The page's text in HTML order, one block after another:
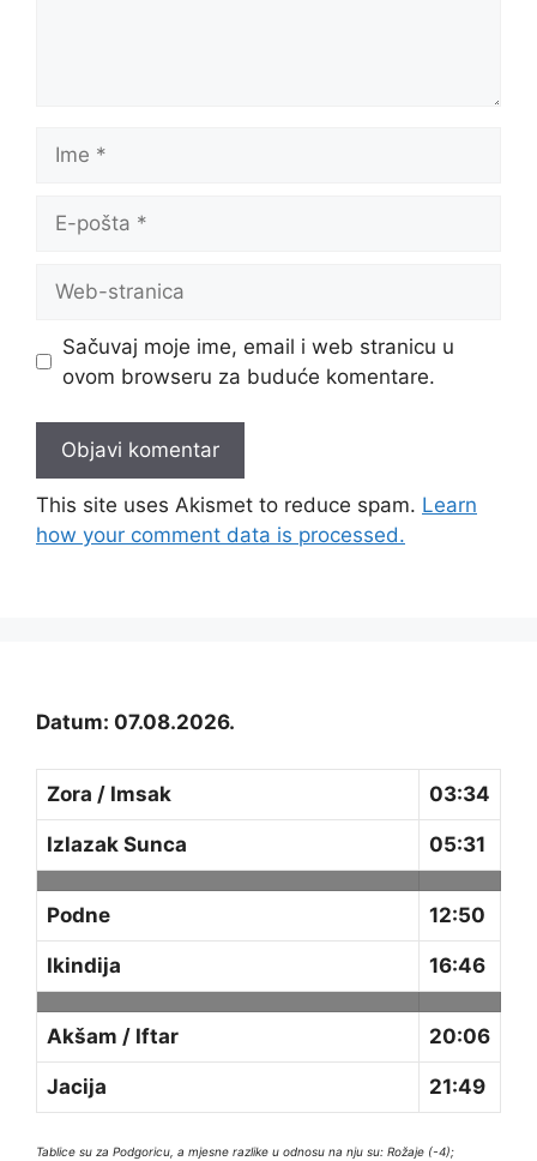
pošta
stranica
Sačuvaj moje ime, email i web stranicu u
ovom browseru za buduće komentare.
This site uses Akismet to reduce spam. Learn
how your comment data is processed.
Datum: 07.08.2026.
Zora / Imsak 03:34
Izlazak Sunca 05:31
Podne 12:50
Ikindija 16:46
Akšam / Iftar 20:06
Jacija 21:49
Tablice su za Podgoricu, a mjesne razlike u odnosu na nju su: Rožaje (-4);